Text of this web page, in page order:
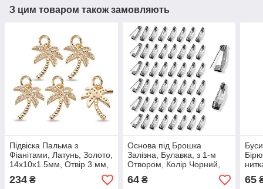
З цим товаром також замовляють
Підвіска Пальма з
Фіанітами, Латунь, Золото,
14х10х1.5мм, Отвір 3 мм,
(5 шт)
234 ₴
Основа під Брошка
Залізна, Булавка, з 1-м
Отвором, Колір Чорний,
15х5мм, Од 3 мм, Пін: 0.8
мм, (50 шт.)
64₴
мм,
см
65